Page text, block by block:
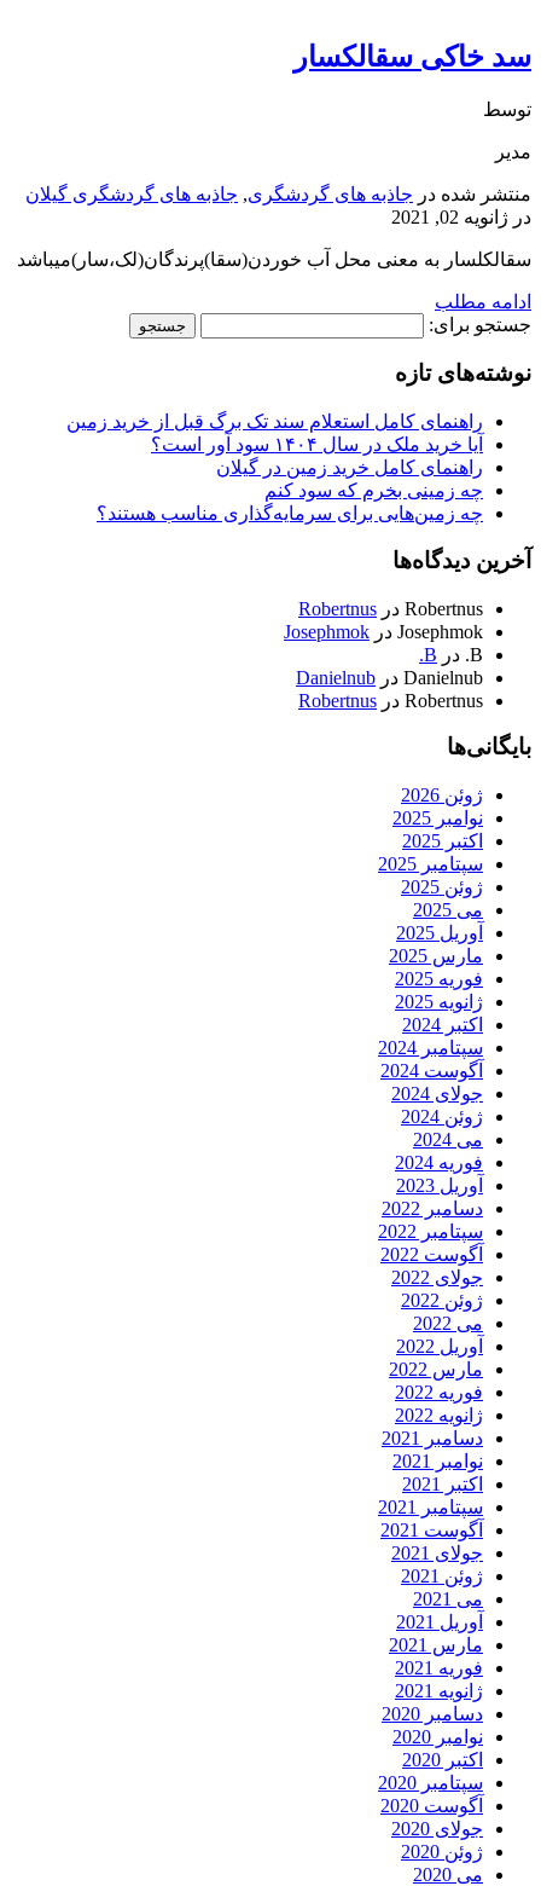
سد خاکی سقالکسار
توسط
مدیر
منتشر شده در جاذبه های گردشگری, جاذبه های گردشگری گیلان
در ژانویه 02, 2021
سقالکلسار به معنی محل آب خوردن(سقا)پرندگان(لک،سار)میباشد
ادامه مطلب
جستجو برای:
نوشته‌های تازه
راهنمای کامل استعلام سند تک برگ قبل از خرید زمین
آیا خرید ملک در سال ۱۴۰۴ سود آور است؟
راهنمای کامل خرید زمین در گیلان
چه زمینی بخرم که سود کنم
چه زمین‌هایی برای سرمایه‌گذاری مناسب هستند؟
آخرین دیدگاه‌ها
Robertnus در Robertnus
Josephmok در Josephmok
B. در B.
Danielnub در Danielnub
Robertnus در Robertnus
بایگانی‌ها
ژوئن 2026
نوامبر 2025
اکتبر 2025
سپتامبر 2025
ژوئن 2025
می 2025
آوریل 2025
مارس 2025
فوریه 2025
ژانویه 2025
اکتبر 2024
سپتامبر 2024
آگوست 2024
جولای 2024
ژوئن 2024
می 2024
فوریه 2024
آوریل 2023
دسامبر 2022
سپتامبر 2022
آگوست 2022
جولای 2022
ژوئن 2022
می 2022
آوریل 2022
مارس 2022
فوریه 2022
ژانویه 2022
دسامبر 2021
نوامبر 2021
اکتبر 2021
سپتامبر 2021
آگوست 2021
جولای 2021
ژوئن 2021
می 2021
آوریل 2021
مارس 2021
فوریه 2021
ژانویه 2021
دسامبر 2020
نوامبر 2020
اکتبر 2020
سپتامبر 2020
آگوست 2020
جولای 2020
ژوئن 2020
می 2020